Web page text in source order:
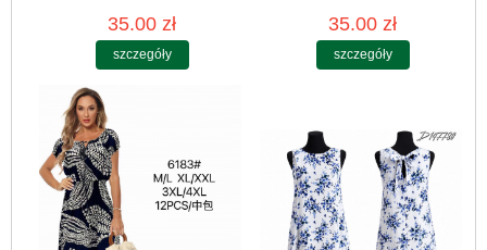
35.00 zł
szczegóły
35.00 zł
szczegóły